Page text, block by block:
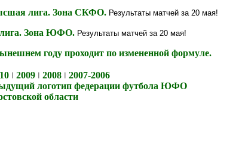
лига. Зона СКФО.Результаты матчей за 20 мая!
лига. Зона ЮФО. Результаты матчей за 20 мая!
году проходит по измененной формуле.
2009 2008
2007-2006
логотип федерации футбола ЮФО
области